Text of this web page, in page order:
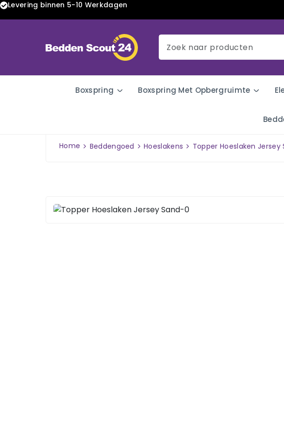
Levering binnen 5-10 Werkdagen
Boxspring Boxspring Met Opbergruimte
Home Beddengoed Hoeslakens Topper Hoeslaken Jersey